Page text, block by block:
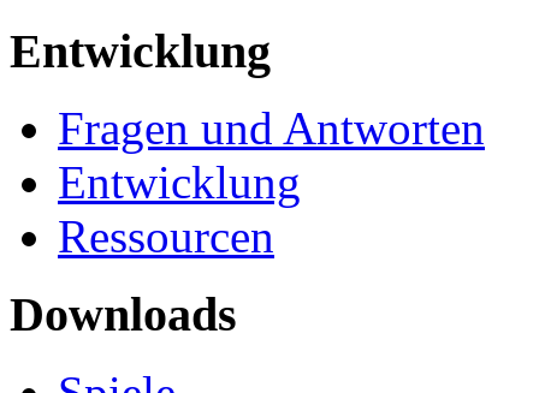
Entwicklung
Fragen und Antworten
Entwicklung
Ressourcen
Downloads